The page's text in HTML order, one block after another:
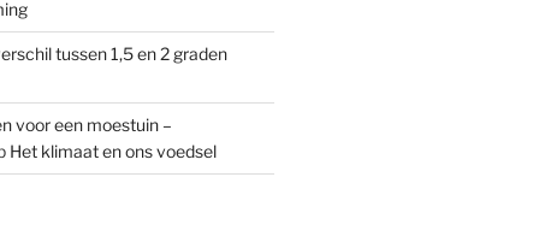
tussen 1,5 en 2 graden
voor een moestuin –
Het klimaat en ons voedsel